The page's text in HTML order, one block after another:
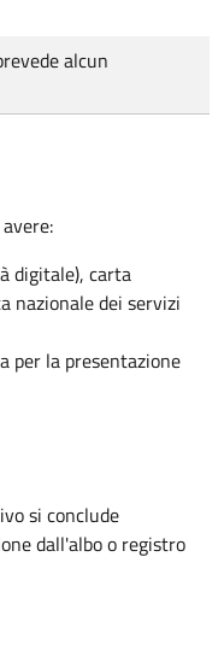
alcun
digitale), carta
nazionale dei servizi
per la presentazione
si conclude
dall'albo o registro